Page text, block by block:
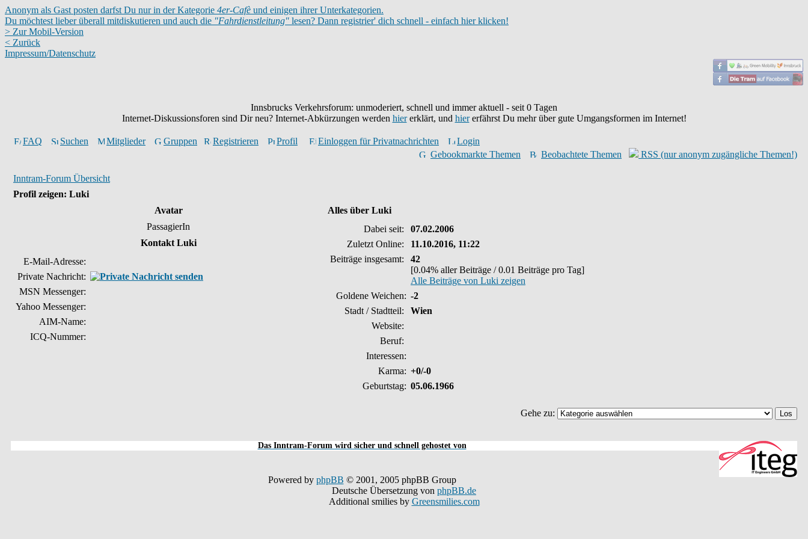
Anonym als Gast posten darfst Du nur in der Kategorie 4er-Cafè und einigen ihrer Unterkategorien.
Du möchtest lieber überall mitdiskutieren und auch die "Fahrdienstleitung" lesen? Dann registrier' dich schnell - einfach hier klicken!
> Zur Mobil-Version
< Zurück
Impressum/Datenschutz
Innsbrucks Verkehrsforum: unmoderiert, schnell und immer aktuell - seit 0 Tagen
Internet-Diskussionsforen sind Dir neu? Internet-Abkürzungen werden hiererklärt, und hiererfährst Du mehr über gute Umgangsformen im Internet!
FAQ Suchen Mitglieder Gruppen Registrieren Profil Einloggen für Privatnachrichten
Login
Gebookmarkte Themen
Beobachtete Themen RSS (nur anonym zugängliche Themen!)
Inntram-Forum Übersicht
Profil zeigen: Luki
Avatar
Alles über Luki
PassagierIn
Dabei seit:
07.02.2006
Zuletzt Online:
11.10.2016, 11:22
Beiträge insgesamt:
42
[0.04% aller Beiträge / 0.01 Beiträge pro Tag]
Alle Beiträge von Luki zeigen
Goldene Weichen: -2
Stadt / Stadtteil:
Wien
Website:
Beruf:
Interessen:
Karma: +0/-0
Geburtstag: 05.06.1966
Kontakt Luki
E-Mail-Adresse:
Private Nachricht:
MSN Messenger:
Yahoo Messenger:
AIM-Name:
ICQ-Nummer:
Gehe zu:
Das Inntram-Forum wird sicher und schnell gehostet von
Powered by phpBB © 2001, 2005 phpBB Group
Deutsche Übersetzung von phpBB.de
Additional smilies by Greensmilies.com